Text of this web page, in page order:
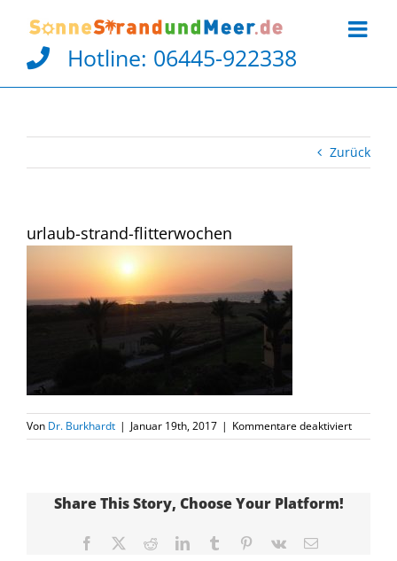
Inhalt
springen
Hotline: 06445-922338
Zurück
urlaub-strand-flitterwochen
Von Dr. Burkhardt | Januar 19th, 2017 | Kommentare deaktiviertfür
urlaub-
Share This Story, Choose Your Platform!
Facebook RedditLinkedInTumblr Pinterest
Vk
E-